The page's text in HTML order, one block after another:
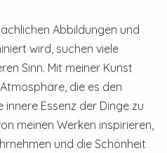
Abbildungen und
wird, suchen viele
Sinn. Mit meiner Kunst
die es den
Essenz der Dinge zu
meinen Werken inspirieren,
und die Schönheit